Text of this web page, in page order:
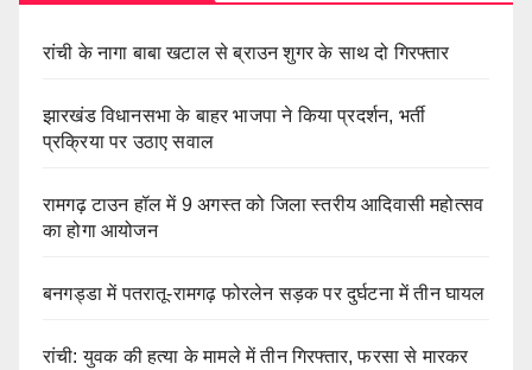
रांची के नागा बाबा खटाल से ब्राउन शुगर के साथ दो गिरफ्तार
झारखंड विधानसभा के बाहर भाजपा ने किया प्रदर्शन, भर्ती
प्रक्रिया पर उठाए सवाल
रामगढ़ टाउन हॉल में 9 अगस्त को जिला स्तरीय आदिवासी महोत्सव
का होगा आयोजन
बनगड्डा में पतरातू-रामगढ़ फोरलेन सड़क पर दुर्घटना में तीन घायल
रांची: युवक की हत्या के मामले में तीन गिरफ्तार, फरसा से मारकर